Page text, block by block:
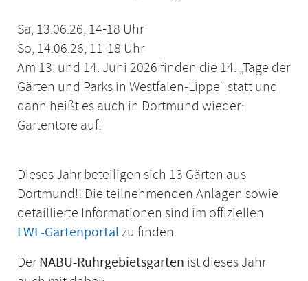
Sa, 13.06.26, 14-18 Uhr
So, 14.06.26, 11-18 Uhr
Am 13. und 14. Juni 2026 finden die 14. „Tage der
Gärten und Parks in Westfalen-Lippe“ statt und
dann heißt es auch in Dortmund wieder:
Gartentore auf!
Dieses Jahr beteiligen sich 13 Gärten aus
Dortmund!! Die teilnehmenden Anlagen sowie
detaillierte Informationen sind im offiziellen
LWL-Gartenportalzu finden.
DerNABU-Ruhrgebietsgarten ist dieses Jahr